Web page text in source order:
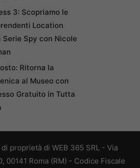
3: Scopriamo le
Location
Serie Spy con Nicole
Ritorna la
al Museo con
Gratuito in Tutta
proprietà di WEB 365 SRL - Via
00141 Roma (RM) - Codice Fiscale